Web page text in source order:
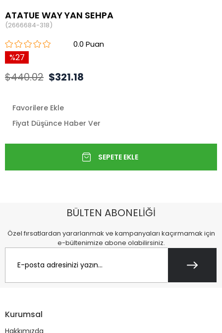
ATATUE WAY YAN SEHPA
(2666684-318)
0.0
27
$440.02 $321.18
Favorilere Ekle
Fiyat Düşünce Haber Ver
BÜLTEN ABONELİĞİ
Özel fırsatlardan yararlanmak ve kampanyaları kaçırmamak için
e-bültenimize abone olabilirsiniz.
Kurumsal